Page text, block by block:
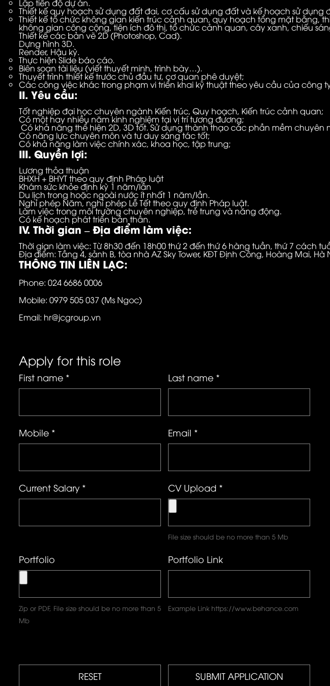
Lập tiến độ dự án.
Thiết kế quy hoạch sử dụng đất đai, cơ cấu sử dụng đất và kế hoạch sử dụng
Thiết kế tổ chức không gian kiến trúc cảnh quan, quy hoạch tổng mặt bằng,
không gian công cộng, tiện ích đô thị, tổ chức cảnh quan, cây xanh, chiếu
Thiết kế các bản vẽ 2D (Photoshop, Cad).
Dựng hình 3D.
Render, Hậu kỳ.
Thực hiện Slide báo cáo.
Biên soạn tài liệu (viết thuyết minh, trình bày…).
Thuyết trình thiết kế trước chủ đầu tư, cơ quan phê duyệt;
Các công việc khác trong phạm vi triển khai kỹ thuật theo yêu cầu của công
II. Yêu cầu:
Tốt nghiệp đại học chuyên ngành Kiến trúc, Quy hoạch, Kiến trúc cảnh quan;
Có một hay nhiều năm kinh nghiệm tại vị trí tương đương;
Có khả năng thể hiện 2D, 3D tốt. Sử dụng thành thạo các phần mềm chuyên
Có năng lực chuyên môn và tư duy sáng tác tốt;
Có khả năng làm việc chính xác, khoa học, tập trung;
III. Quyền lợi:
Lương thỏa thuận
BHXH + BHYT theo quy định Pháp luật
Khám sức khỏe định kỳ 1 năm/lần
Du lịch trong hoặc ngoài nước ít nhất 1 năm/lần.
Nghỉ phép Năm, nghỉ phép Lễ Tết theo quy định Pháp luật.
Làm việc trong môi trường chuyên nghiệp, trẻ trung và năng động.
Có kế hoạch phát triển bản thân.
IV. Thời gian – Địa điểm làm việc:
Thời gian làm việc: Từ 8h30 đến 18h00 thứ 2 đến thứ 6 hàng tuần, thứ 7 cách
Địa điểm: Tầng 4, sảnh B, tòa nhà AZ Sky Tower, KĐT Định Công, Hoàng Mai, Hà
THÔNG TIN LIÊN LẠC:
Phone: 024 6686 0006
Mobile: 0979 505 037 (Ms Ngoc)
Email: hr@jcgroup.vn
Apply for this role
First name * Last name *
Mobile * Email *
Current Salary * CV Upload *
File size should be no more than 5 Mb
Portfolio
Zip or PDF, File size should be no more than 5
Mb
Portfolio Link
Example Link https://www.behance.com